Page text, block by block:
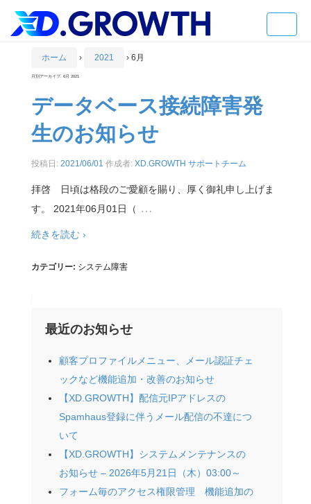
ホーム › 2021 › 6月
月別アーカイブ: 6月 2021
データベース接続障害発
生のお知らせ
投稿日: 2021/06/01 作成者: XD.GROWTH サポートチーム
拝啓 日頃は格段のご愛顧を賜り、厚く御礼申し上げま
す。 2021年06月01日（ …
続きを読む ›
カテゴリー: システム障害
最近のお知らせ
顧客プロファイルメニュー、メール認証チェ
ックなど機能追加・改善のお知らせ
【XD.GROWTH】配信元IPアドレスの
Spamhaus登録に伴うメール配信の不達につ
いて
【XD.GROWTH】システムメンテナンスの
お知らせ – 2026年5月21日（木）03:00～
フォーム毎のアクセス権限管理 機能追加の